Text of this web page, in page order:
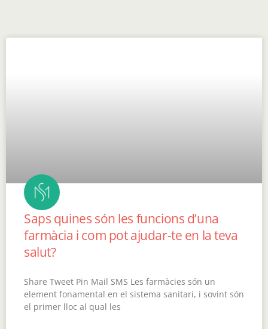
Saps quines són les funcions d’una
farmàcia i com pot ajudar-te en la teva
salut?
Share Tweet Pin Mail SMS Les farmàcies són un
element fonamental en el sistema sanitari, i sovint són
el primer lloc al qual les